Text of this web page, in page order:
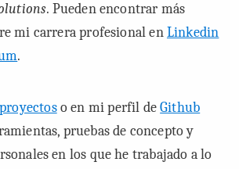
. Pueden encontrar más
mi carrera profesional enLinkedin
.
o en mi perfil deGithub
pruebas de concepto y
en los que he trabajado a lo